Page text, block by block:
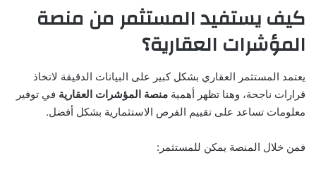
كيف يستفيد المستثمر من منصة
المؤشرات العقارية؟
يعتمد المستثمر العقاري بشكل كبير على البيانات الدقيقة لاتخاذ
قرارات ناجحة، وهنا تظهر أهمية منصة المؤشرات العقارية في توفير
معلومات تساعد على تقييم الفرص الاستثمارية بشكل أفضل.
فمن خلال المنصة يمكن للمستثمر: